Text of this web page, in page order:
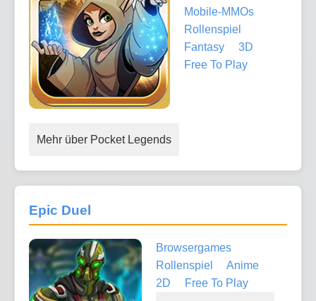
Mobile-MMOs
Rollenspiel
Fantasy
3D
Free To Play
Mehr über Pocket Legends
Epic Duel
Browsergames
Rollenspiel
Anime
2D
Free To Play